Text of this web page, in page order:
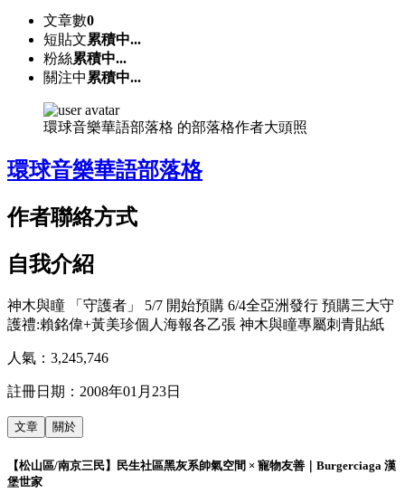
文章數0
短貼文累積中...
粉絲累積中...
關注中 累積中...
環球音樂華語部落格 的部落格作者大頭照
環球音樂華語部落格
作者聯絡方式
自我介紹
神木與瞳 「守護者」 5/7 開始預購 6/4全亞洲發行 預購三大守
護禮:賴銘偉+黃美珍個人海報各乙張 神木與瞳專屬刺青貼紙
人氣： 3,245,746
註冊日期： 2008年01月23日
文章 關於
【松山區/南京三民】民生社區黑灰系帥氣空間 × 寵物友善｜Burgerciaga 漢
堡世家